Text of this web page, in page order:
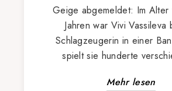
Geige abgemeldet: Im Alter
Jahren war Vivi Vassileva
Schlagzeugerin in einer
spielt sie hunderte
Mehr lesen